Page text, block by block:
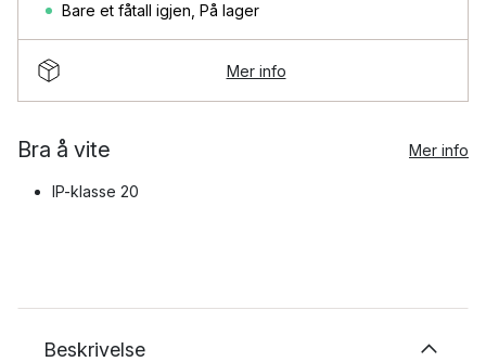
Bare et fåtall igjen På lager
Mer info
Bra å vite Mer info
IP-klasse 20
Beskrivelse